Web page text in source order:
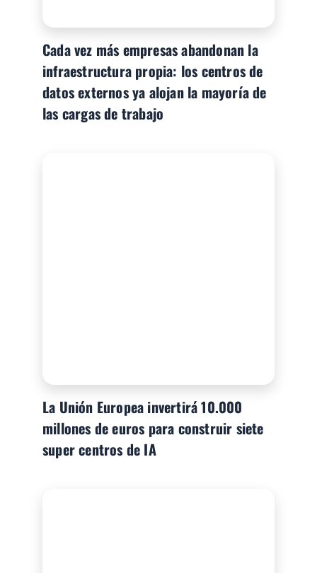
Cada vez más empresas abandonan la
infraestructura propia: los centros de
datos externos ya alojan la mayoría de
las cargas de trabajo
La Unión Europea invertirá 10.000
millones de euros para construir siete
super centros de IA